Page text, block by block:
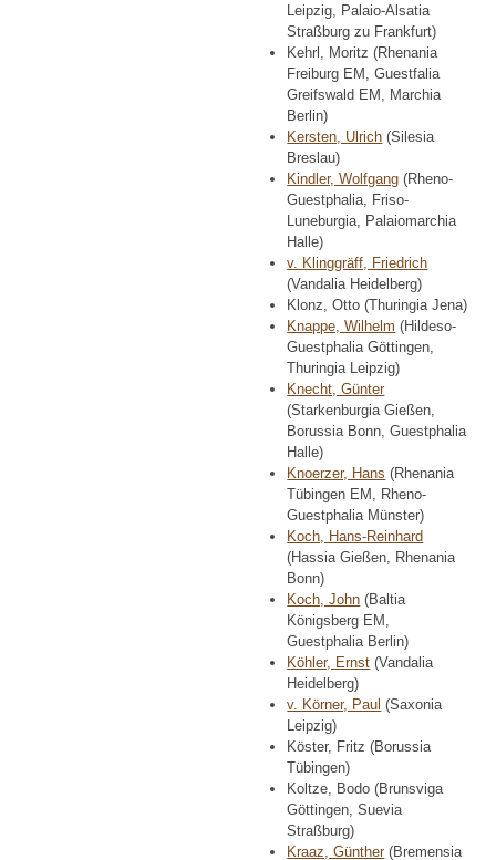
Leipzig, Palaio-Alsatia
Straßburg zu Frankfurt)
Kehrl, Moritz (Rhenania
Freiburg EM, Guestfalia
Greifswald EM, Marchia
Berlin)
Kersten, Ulrich (Silesia
Breslau)
Kindler, Wolfgang (Rheno-
Guestphalia, Friso-
Luneburgia, Palaiomarchia
Halle)
v. Klinggräff, Friedrich
(Vandalia Heidelberg)
Klonz, Otto (Thuringia Jena)
Knappe, Wilhelm (Hildeso-
Guestphalia Göttingen,
Thuringia Leipzig)
Knecht, Günter
(Starkenburgia Gießen,
Borussia Bonn, Guestphalia
Halle)
Knoerzer, Hans (Rhenania
Tübingen EM, Rheno-
Guestphalia Münster)
Koch, Hans-Reinhard
(Hassia Gießen, Rhenania
Bonn)
Koch, John (Baltia
Königsberg EM,
Guestphalia Berlin)
Köhler, Ernst (Vandalia
Heidelberg)
v. Körner, Paul (Saxonia
Leipzig)
Köster, Fritz (Borussia
Tübingen)
Koltze, Bodo (Brunsviga
Göttingen, Suevia
Straßburg)
Kraaz, Günther (Bremensia